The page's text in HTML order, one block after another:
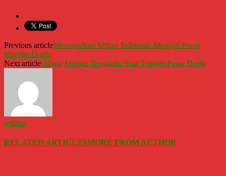
Previous articleMewujudkan Mimpi Indonesia Menjadi Poros
Maritim Dunia
Next articleUdang Lobster Bengkulu Siap Tembus Pasar Dunia
redaksi
RELATED ARTICLESMORE FROM AUTHOR